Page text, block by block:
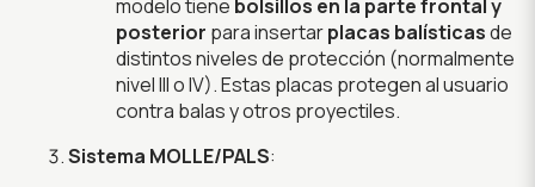
modelo tiene bolsillos en la parte frontal y
posterior para insertarplacas balísticasde
distintos niveles de protección (normalmente
nivel III o IV). Estas placas protegen al usuario
contra balas y otros proyectiles.
Sistema MOLLE/PALS: